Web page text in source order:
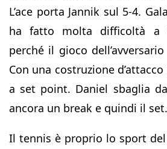
L’ace porta Jannik sul 5-4.
ha fatto molta difficoltà a
perché il gioco
Con una costruzione
a set point. Daniel sbaglia
ancora un break e quindi il
Il tennis è proprio lo sport del